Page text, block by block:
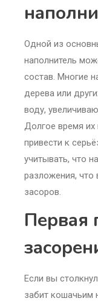
Одной из
наполнитель
состав. Многие
дерева или
воду,
Долгое время их
привести к
учитывать, что
разложения, что
засоров.
Первая
Если вы
забит кошачьим